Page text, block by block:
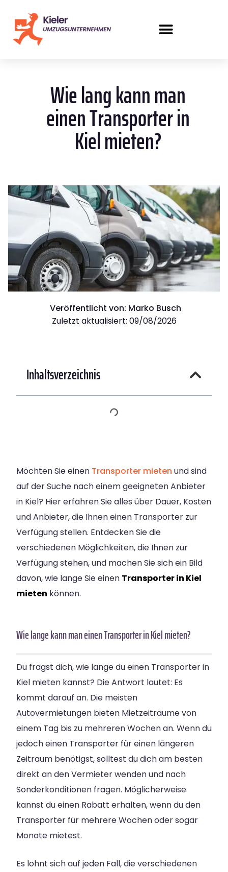
Wie lang kann man
einen Transporter in
Kiel mieten?
Veröffentlicht von: Marko Busch
Zuletzt aktualisiert: 09/08/2026
Inhaltsverzeichnis
Möchten Sie einen Transporter mieten und sind
auf der Suche nach einem geeigneten Anbieter
in Kiel? Hier erfahren Sie alles über Dauer, Kosten
und Anbieter, die Ihnen einen Transporter zur
Verfügung stellen. Entdecken Sie die
verschiedenen Möglichkeiten, die Ihnen zur
Verfügung stehen, und machen Sie sich ein Bild
davon, wie lange Sie einen Transporter in Kiel
mieten können.
Wie lange kann man einen Transporter in Kiel mieten?
Du fragst dich, wie lange du einen Transporter in
Kiel mieten kannst? Die Antwort lautet: Es
kommt darauf an. Die meisten
Autovermietungen bieten Mietzeiträume von
einem Tag bis zu mehreren Wochen an. Wenn du
jedoch einen Transporter für einen längeren
Zeitraum benötigst, solltest du dich am besten
direkt an den Vermieter wenden und nach
Sonderkonditionen fragen. Möglicherweise
kannst du einen Rabatt erhalten, wenn du den
Transporter für mehrere Wochen oder sogar
Monate mietest.
Es lohnt sich auf jeden Fall, die verschiedenen